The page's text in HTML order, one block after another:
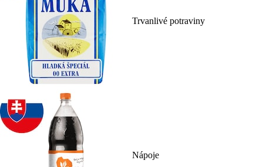
Trvanlivé potraviny
Nápoje